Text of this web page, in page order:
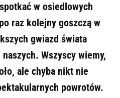
w osiedlowych
raz kolejny goszczą w
gwiazd świata
Wszyscy wiemy,
ale chyba nikt nie
powrotów.